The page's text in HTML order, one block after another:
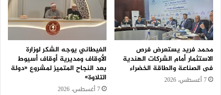
محمد فريد يستعرض فرص
الاستثمار أمام الشركات الهندية
فى الصناعة والطاقة الخضراء
7 أغسطس، 2026
الغيطاني يوجه الشكر لوزارة
الأوقاف ومديرية أوقاف أسيوط
بعد النجاح المتميز لمشروع «دولة
التلاوة»
7 أغسطس، 2026